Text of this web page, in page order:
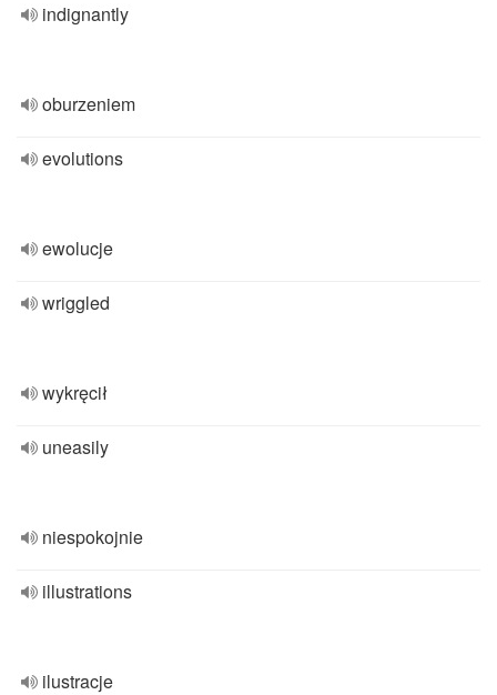
indignantly
oburzeniem
evolutions
ewolucje
wriggled
wykręcił
uneasily
niespokojnie
illustrations
ilustracje